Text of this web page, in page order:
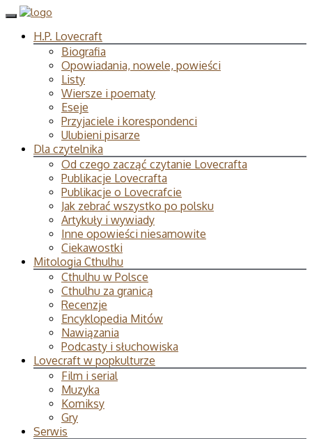
H.P. Lovecraft
Biografia
Opowiadania, nowele, powieści
Listy
Wiersze i poematy
Eseje
Przyjaciele i korespondenci
Ulubieni pisarze
Dla czytelnika
Od czego zacząć czytanie Lovecrafta
Publikacje Lovecrafta
Publikacje o Lovecrafcie
Jak zebrać wszystko po polsku
Artykuły i wywiady
Inne opowieści niesamowite
Ciekawostki
Mitologia Cthulhu
Cthulhu w Polsce
Cthulhu za granicą
Recenzje
Encyklopedia Mitów
Nawiązania
Podcasty i słuchowiska
Lovecraft w popkulturze
Film i serial
Muzyka
Komiksy
Gry
Serwis